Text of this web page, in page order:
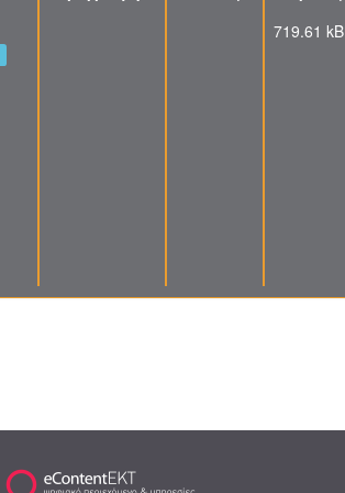
719.61 kB